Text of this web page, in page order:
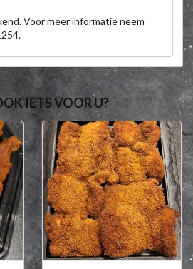
Voor meer informatie neem
IETS VOOR U?